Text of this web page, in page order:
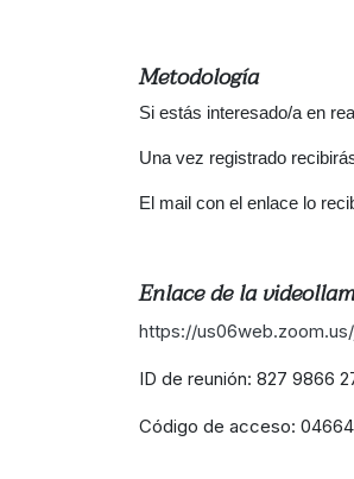
Metodología
Si estás interesado/a en
Una vez registrado
El mail con el enlace lo
Enlace de la
https://
ID de reunión: 827 9866
Código de acceso: